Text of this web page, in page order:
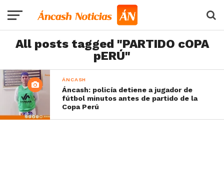
All posts tagged "PARTIDO cOPA
pERÚ"
ÁNCASH
Áncash: policía detiene a jugador de
fútbol minutos antes de partido de la
Copa Perú